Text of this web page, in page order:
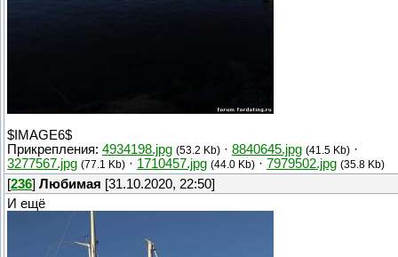
$IMAGE6$
Прикрепления: 4934198.jpg (53.2 Kb) · 8840645.jpg (41.5 Kb) ·
3277567.jpg (77.1 Kb) · 1710457.jpg (44.0 Kb) · 7979502.jpg (35.8 Kb)
[236] Любимая [31.10.2020, 22:50]
И ещё